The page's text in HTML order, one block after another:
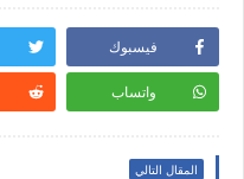
فيسبوك
واتساب
المقال التالي